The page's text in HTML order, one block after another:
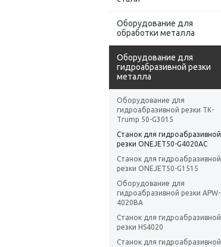
Оборудование для
обработки металла
Оборудование для
гидроабразивной резки
металла
Оборудование для
гидроабразивной резки ТК-
Trump 50-G3015
Станок для гидроабразивной
резки ONEJET50-G4020AC
Станок для гидроабразивной
резки ONEJET50-G1515
Оборудование для
гидроабразивной резки APW-
4020BA
Станок для гидроабразивной
резки HS4020
Станок для гидроабразивной